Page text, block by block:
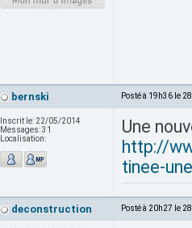
bernski Posté à 19h36 le
Inscrit le: 22/05/2014
Messages:31
Localisation:
Une
http://
tinee-
deconstruction Posté à 20h27 le